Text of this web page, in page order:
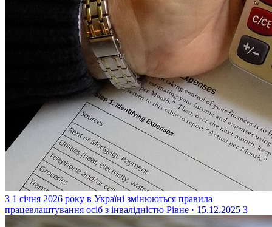
З 1 січня 2026 року в Україні змінюються правила
працевлаштування осіб з інвалідністю Рівне · 15.12.2025 3